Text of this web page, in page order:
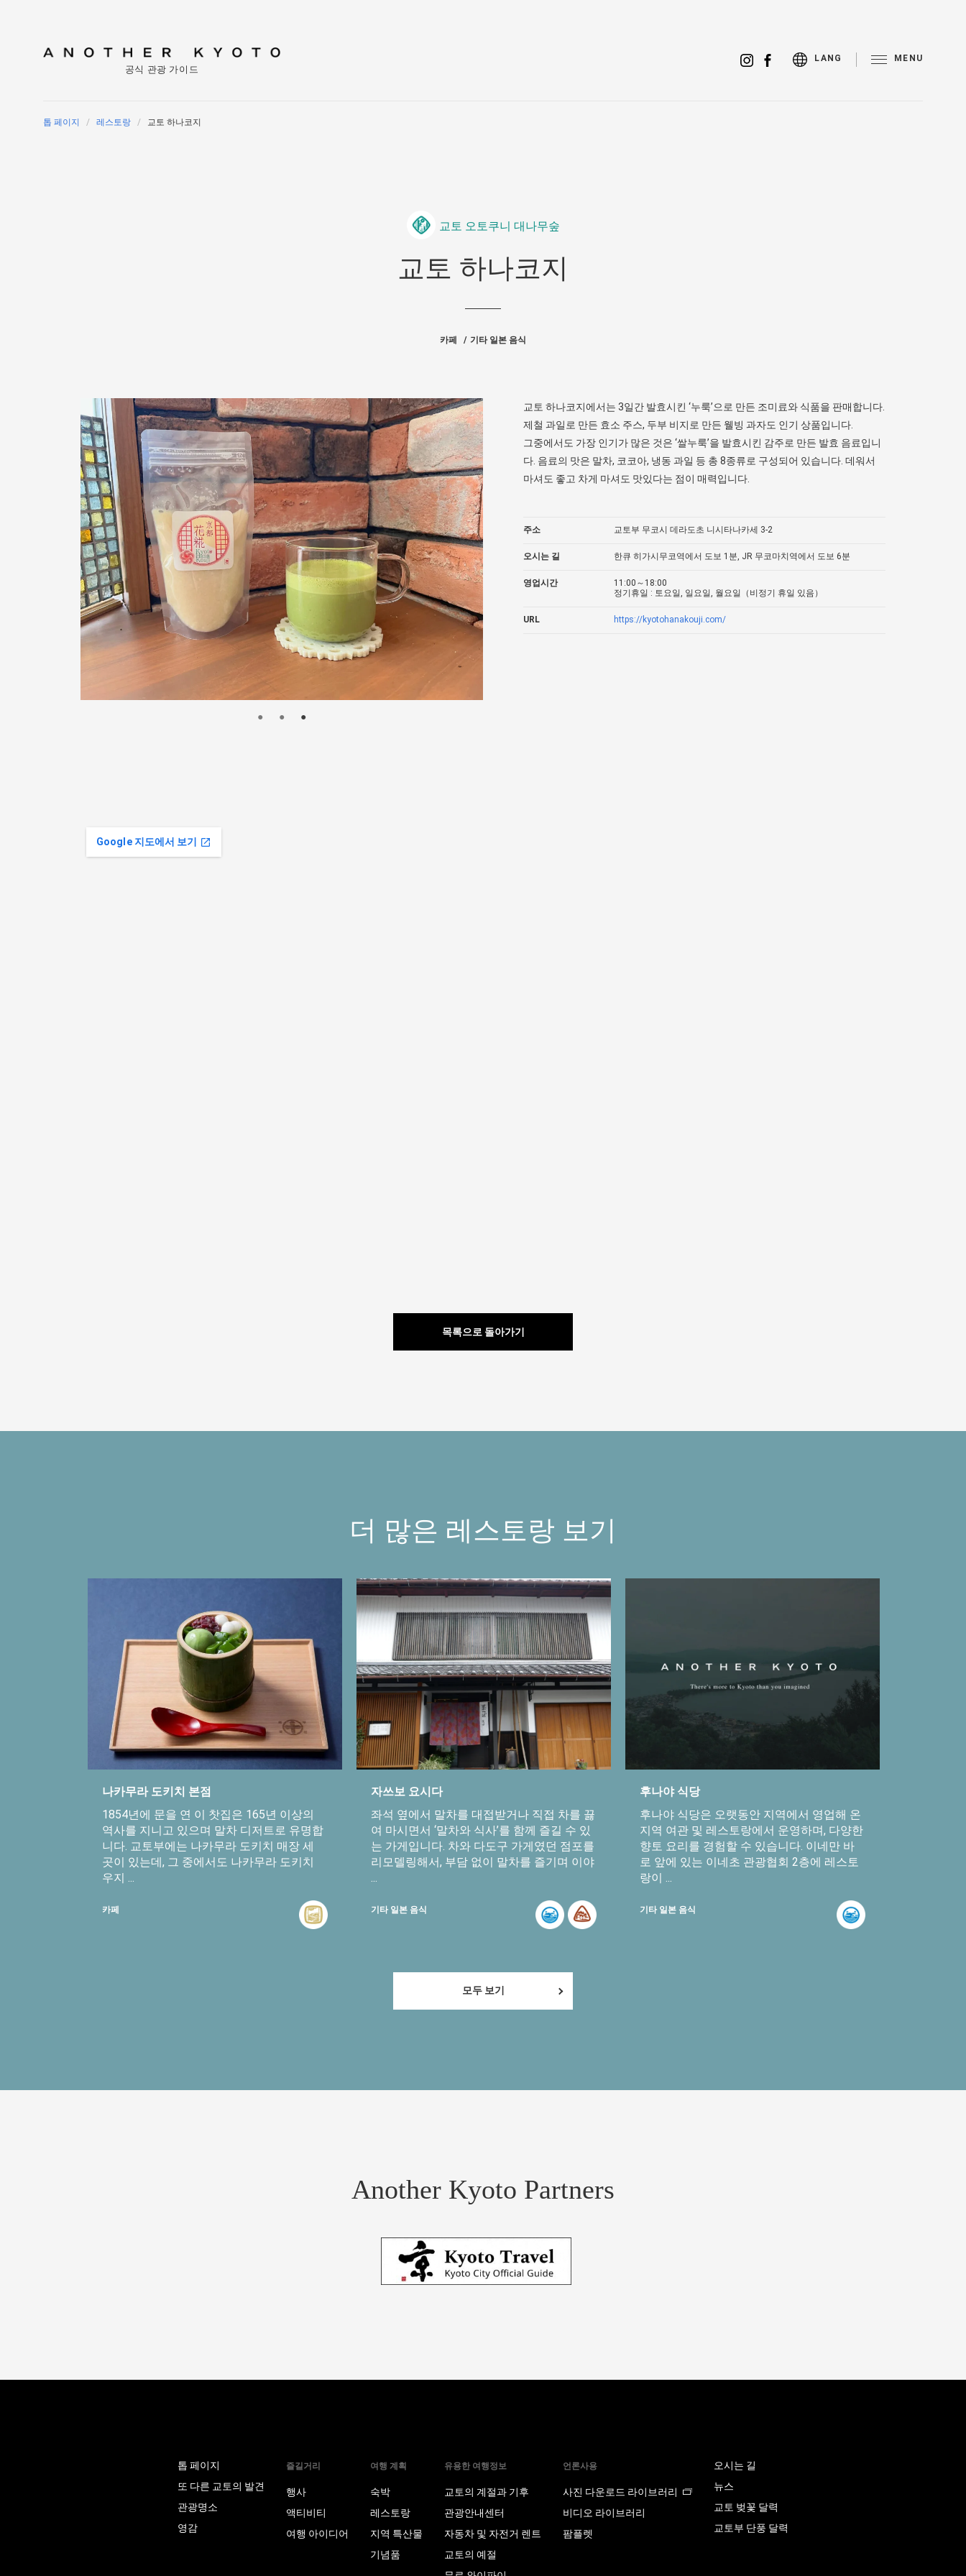
공식 관광 가이드
LANG MENU
톱 페이지 레스토랑 교토 하나코지
교토 오토쿠니 대나무숲
교토 하나코지
카페 기타 일본 음식
교토 하나코지에서는 3일간 발효시킨 ‘누룩’으로 만든 조미료와 식품을 판매합니다.
제철 과일로 만든 효소 주스, 두부 비지로 만든 웰빙 과자도 인기 상품입니다.
그중에서도 가장 인기가 많은 것은 ‘쌀누룩’을 발효시킨 감주로 만든 발효 음료입니
다. 음료의 맛은 말차, 코코아, 냉동 과일 등 총 8종류로 구성되어 있습니다. 데워서
마셔도 좋고 차게 마셔도 맛있다는 점이 매력입니다.
주소 교토부 무코시 데라도초 니시타나카세 3-2
오시는 길 한큐 히가시무코역에서 도보 1분, JR 무코마치역에서 도보 6분
영업시간
11:00～18:00
정기휴일 : 토요일, 일요일, 월요일（비정기 휴일 있음）
URL https://kyotohanakouji.com/
Google 지도에서 보기
목록으로 돌아가기
더 많은 레스토랑 보기
나카무라 도키치 본점
1854년에 문을 연 이 찻집은 165년 이상의
역사를 지니고 있으며 말차 디저트로 유명합
니다. 교토부에는 나카무라 도키치 매장 세
곳이 있는데, 그 중에서도 나카무라 도키치
우지 ...
카페
자쓰보 요시다
좌석 옆에서 말차를 대접받거나 직접 차를 끓
여 마시면서 ‘말차와 식사’를 함께 즐길 수 있
는 가게입니다. 차와 다도구 가게였던 점포를
리모델링해서, 부담 없이 말차를 즐기며 이야
기타 일본 음식
후나야 식당
후나야 식당은 오랫동안 지역에서 영업해 온
지역 여관 및 레스토랑에서 운영하며, 다양한
향토 요리를 경험할 수 있습니다. 이네만 바
로 앞에 있는 이네초 관광협회 2층에 레스토
랑이 ...
기타 일본 음식
모두 보기
Another Kyoto Partners
톱 페이지
또 다른 교토의 발견
관광명소
영감
즐길거리
행사
액티비티
여행 아이디어
여행 계획
숙박
레스토랑
지역 특산물
기념품
유용한 여행정보
교토의 계절과 기후
관광안내센터
자동차 및 자전거 렌트
교토의 예절
언론사용
사진 다운로드 라이브러리
비디오 라이브러리
팜플렛
오시는 길
뉴스
교토 벚꽃 달력
교토부 단풍 달력